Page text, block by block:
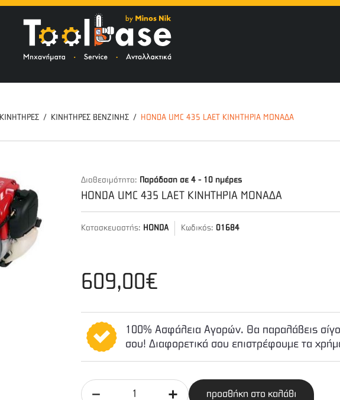
ΚΙΝΗΤΗΡΕΣ ΚΙΝΗΤΗΡΕΣ ΒΕΝΖΙΝΗΣ HONDA UMC 435 LAET ΚΙΝΗΤΗΡΙΑ ΜΟΝΑΔΑ
Διαθεσιμότητα: Παράδοση σε 4 - 10 ημέρες
HONDA UMC 435 LAET ΚΙΝΗΤΗΡΙΑ ΜΟΝΑΔΑ
Κατασκευαστής: HONDA Κωδικός: 01684
609,00€
100% Ασφάλεια Αγορών. Θα παραλάβεις
σου! Διαφορετικά σου επιστρέφουμε τα
προσθήκη στο καλάθι